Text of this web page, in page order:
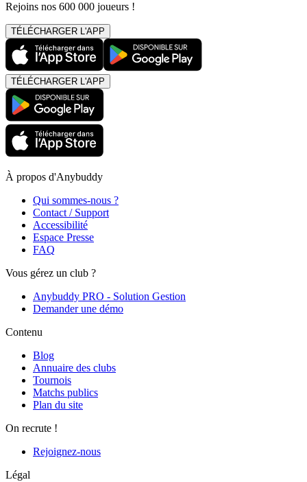
Rejoins nos 600 000 joueurs !
TÉLÉCHARGER L'APP
TÉLÉCHARGER L'APP
À propos d'Anybuddy
Qui sommes-nous ?
Contact / Support
Accessibilité
Espace Presse
FAQ
Vous gérez un club ?
Anybuddy PRO - Solution Gestion
Demander une démo
Contenu
Blog
Annuaire des clubs
Tournois
Matchs publics
Plan du site
On recrute !
Rejoignez-nous
Légal